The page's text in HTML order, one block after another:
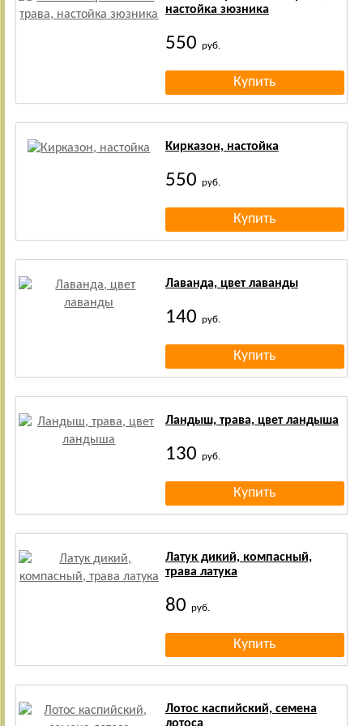
настойка зюзника
550 руб.
Кирказон, настойка
550 руб.
Лаванда, цвет лаванды
140 руб.
Ландыш, трава, цвет ландыша
130 руб.
Латук дикий, компасный,
трава латука
80 руб.
Лотос каспийский, семена